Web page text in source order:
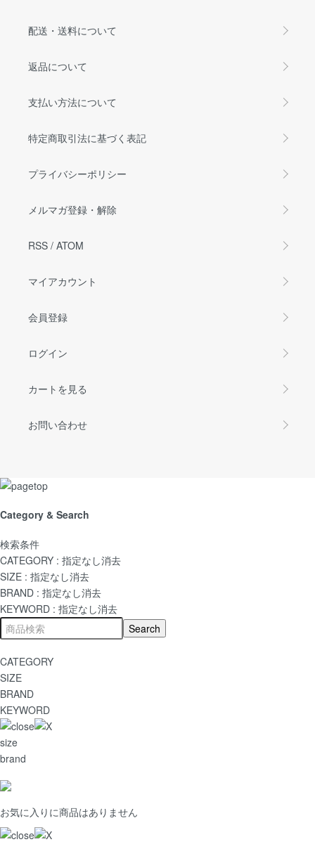
配送・送料について
返品について
支払い方法について
特定商取引法に基づく表記
プライバシーポリシー
メルマガ登録・解除
RSS / ATOM
マイアカウント
会員登録
ログイン
カートを見る
お問い合わせ
Category & Search
検索条件
CATEGORY : 指定なし消去
SIZE : 指定なし消去
BRAND : 指定なし消去
KEYWORD : 指定なし消去
CATEGORY
SIZE
BRAND
KEYWORD
size
brand
お気に入りに商品はありません